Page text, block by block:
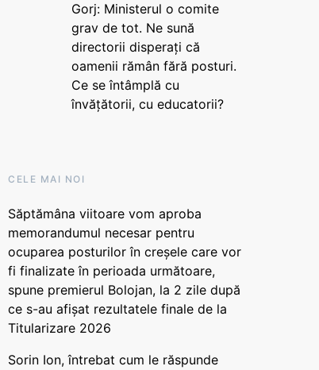
Gorj: Ministerul o comite
grav de tot. Ne sună
directorii disperați că
oamenii rămân fără posturi.
Ce se întâmplă cu
învățătorii, cu educatorii?
CELE MAI NOI
Săptămâna viitoare vom aproba
memorandumul necesar pentru
ocuparea posturilor în creșele care vor
fi finalizate în perioada următoare,
spune premierul Bolojan, la 2 zile după
ce s-au afișat rezultatele finale de la
Titularizare 2026
Sorin Ion, întrebat cum le răspunde